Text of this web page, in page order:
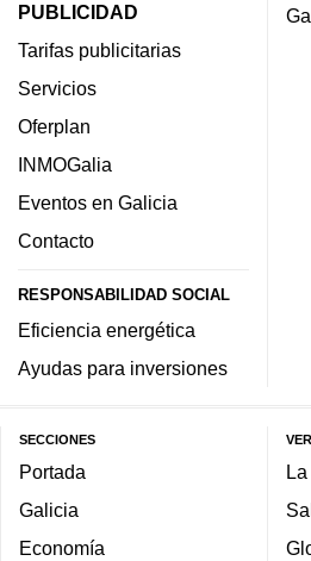
PUBLICIDAD
Tarifas publicitarias
Servicios
Oferplan
INMOGalia
Eventos en Galicia
Contacto
RESPONSABILIDAD SOCIAL
Eficiencia energética
Ayudas para inversiones
SECCIONES
Portada
Galicia
Economía